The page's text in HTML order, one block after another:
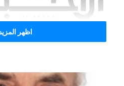
رئيس حكومة جديد في الأيام
اظهر